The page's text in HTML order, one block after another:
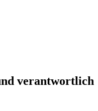
verantwortlich